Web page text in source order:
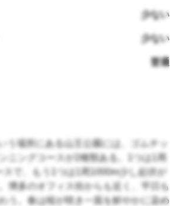
少ない
少ない
普通
う場所にある山王公園には、ゴムチッ
ニングコースが2種類ある。1つは1周
で、もう1つは1周1000m少し起伏が
博多のオフィス街からも近く、平日も
う。春は桜が咲き一面を鮮やかに染め